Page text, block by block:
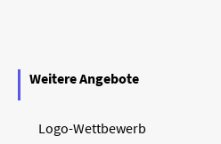
Weitere Angebote
Logo-Wettbewerb